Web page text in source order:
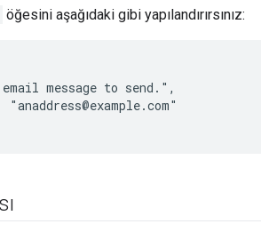
öğesini aşağıdaki gibi yapılandırırsınız:
email message to
"anaddress@example.com"